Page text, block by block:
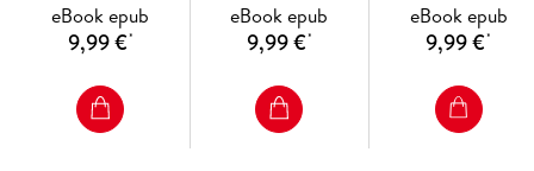
eBook epub
9,99 €*
eBook epub
9,99 €*
eBook epub
9,99 €*